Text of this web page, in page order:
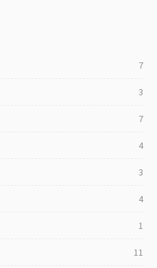
7
3
7
4
3
4
1
11